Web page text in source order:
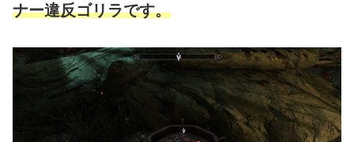
ナー違反ゴリラです。